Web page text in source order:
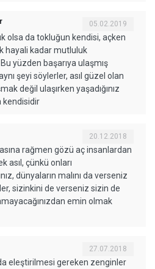
05.02.2019
olsa da tokluğun kendisi, açken
hayali kadar mutluluk
yüzden başarıya ulaşmış
şeyi söylerler, asıl güzel olan
değil ulaşırken yaşadığınız
kendisidir
20.12.2018
rağmen gözü aç insanlardan
asıl, çünkü onları
dünyaların malını da verseniz
sizinkini de verseniz sizin de
emin olmak
27.07.2018
eleştirilmesi gereken zenginler